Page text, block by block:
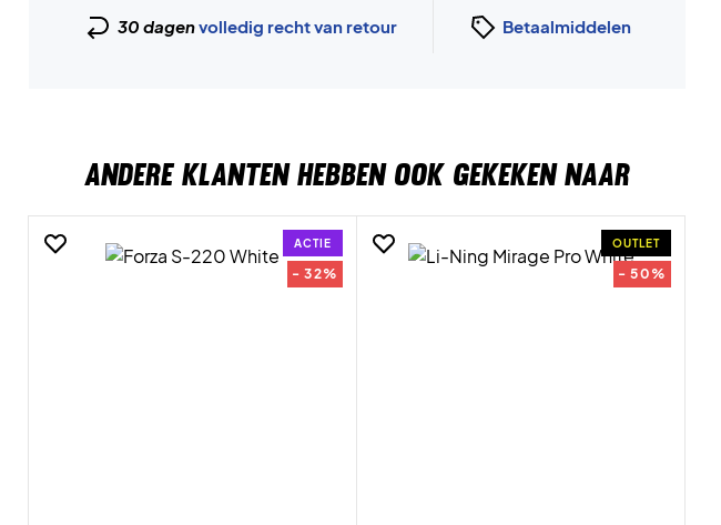
30 dagenvolledig recht van retour Betaalmiddelen
ANDERE KLANTEN HEBBEN OOK GEKEKEN NAAR
ACTIE
- 32%
OUTLET
- 50%